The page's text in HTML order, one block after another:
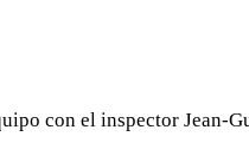
con el inspector Jean-